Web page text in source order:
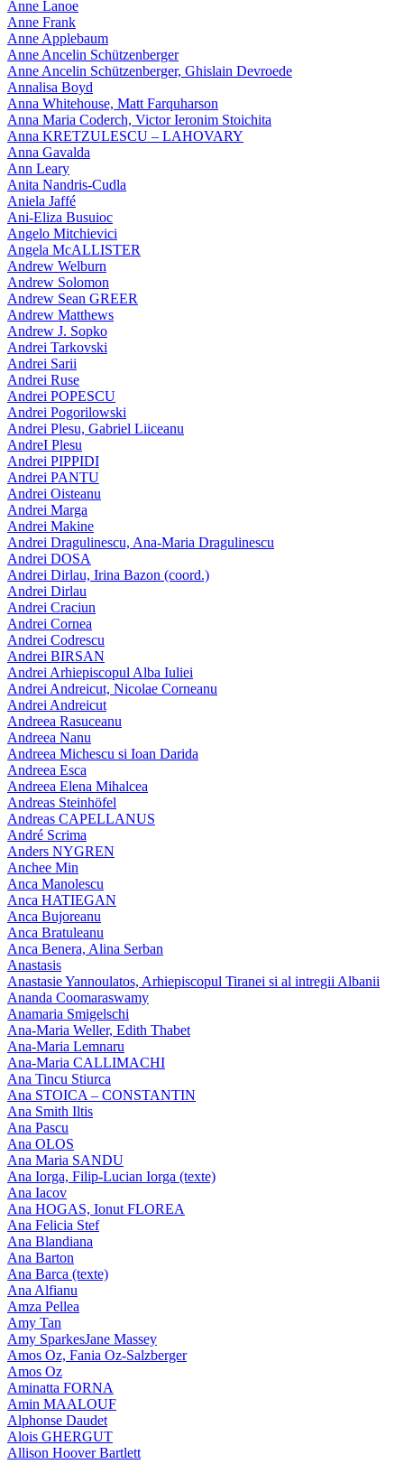
Anne Lanoe
Anne Frank
Anne Applebaum
Anne Ancelin Schützenberger
Anne Ancelin Schützenberger, Ghislain Devroede
Annalisa Boyd
Anna Whitehouse, Matt Farquharson
Anna Maria Coderch, Victor Ieronim Stoichita
Anna KRETZULESCU – LAHOVARY
Anna Gavalda
Ann Leary
Anita Nandris-Cudla
Aniela Jaffé
Ani-Eliza Busuioc
Angelo Mitchievici
Angela McALLISTER
Andrew Welburn
Andrew Solomon
Andrew Sean GREER
Andrew Matthews
Andrew J. Sopko
Andrei Tarkovski
Andrei Sarii
Andrei Ruse
Andrei POPESCU
Andrei Pogorilowski
Andrei Plesu, Gabriel Liiceanu
AndreI Plesu
Andrei PIPPIDI
Andrei PANTU
Andrei Oisteanu
Andrei Marga
Andrei Makine
Andrei Dragulinescu, Ana-Maria Dragulinescu
Andrei DOSA
Andrei Dirlau, Irina Bazon (coord.)
Andrei Dirlau
Andrei Craciun
Andrei Cornea
Andrei Codrescu
Andrei BIRSAN
Andrei Arhiepiscopul Alba Iuliei
Andrei Andreicut, Nicolae Corneanu
Andrei Andreicut
Andreea Rasuceanu
Andreea Nanu
Andreea Michescu si Ioan Darida
Andreea Esca
Andreea Elena Mihalcea
Andreas Steinhöfel
Andreas CAPELLANUS
André Scrima
Anders NYGREN
Anchee Min
Anca Manolescu
Anca HATIEGAN
Anca Bujoreanu
Anca Bratuleanu
Anca Benera, Alina Serban
Anastasis
Anastasie Yannoulatos, Arhiepiscopul Tiranei si al intregii Albanii
Ananda Coomaraswamy
Anamaria Smigelschi
Ana-Maria Weller, Edith Thabet
Ana-Maria Lemnaru
Ana-Maria CALLIMACHI
Ana Tincu Stiurca
Ana STOICA – CONSTANTIN
Ana Smith Iltis
Ana Pascu
Ana OLOS
Ana Maria SANDU
Ana Iorga, Filip-Lucian Iorga (texte)
Ana Iacov
Ana HOGAS, Ionut FLOREA
Ana Felicia Stef
Ana Blandiana
Ana Barton
Ana Barca (texte)
Ana Alfianu
Amza Pellea
Amy Tan
Amy SparkesJane Massey
Amos Oz, Fania Oz-Salzberger
Amos Oz
Aminatta FORNA
Amin MAALOUF
Alphonse Daudet
Alois GHERGUT
Allison Hoover Bartlett